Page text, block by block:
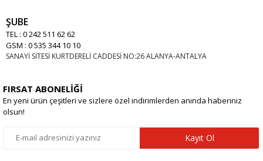
ŞUBE
TEL : 0 242 511 62 62
GSM : 0 535 344 10 10
SANAYİ SİTESİ KURTDERELİ CADDESİ NO:26 ALANYA-ANTALYA
FIRSAT ABONELİĞİ
En yeni ürün çeşitleri ve sizlere özel indirimlerden anında haberiniz
olsun!
Kayıt Ol